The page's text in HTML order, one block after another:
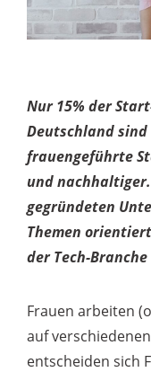
Nur 15% der
Deutschland
frauengeführte
und
gegründeten
Themen
der Tech-
Frauen arbeiten
auf
entscheiden sich